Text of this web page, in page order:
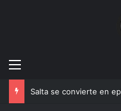
Menú